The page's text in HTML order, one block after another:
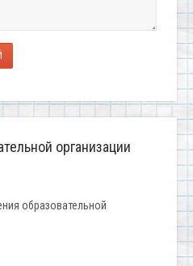
организации
образовательной